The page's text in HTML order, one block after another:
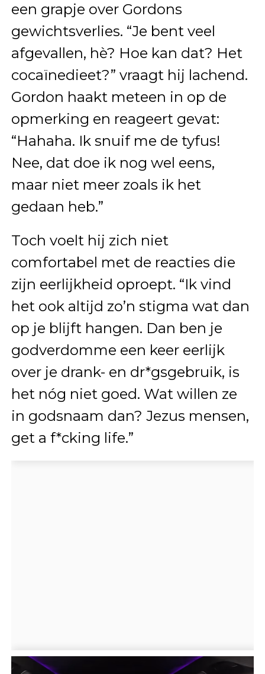
een grapje over Gordons
gewichtsverlies. “Je bent veel
afgevallen, hè? Hoe kan dat? Het
cocaïnedieet?” vraagt hij lachend.
Gordon haakt meteen in op de
opmerking en reageert gevat:
“Hahaha. Ik snuif me de tyfus!
Nee, dat doe ik nog wel eens,
maar niet meer zoals ik het
gedaan heb.”
Toch voelt hij zich niet
comfortabel met de reacties die
zijn eerlijkheid oproept. “Ik vind
het ook altijd zo’n stigma wat dan
op je blijft hangen. Dan ben je
godverdomme een keer eerlijk
over je drank- en dr*gsgebruik, is
het nóg niet goed. Wat willen ze
in godsnaam dan? Jezus mensen,
get a f*cking life.”